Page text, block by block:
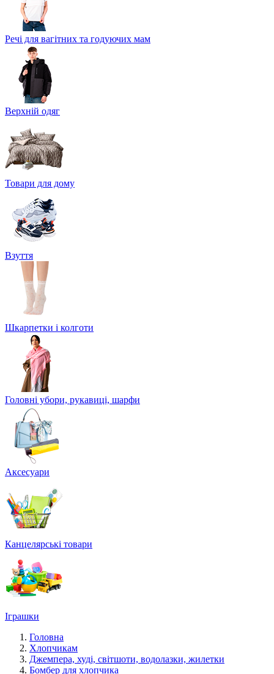
Речі для вагітних та годуючих мам
Верхній одяг
Товари для дому
Взуття
Шкарпетки і колготи
Головні убори, рукавиці, шарфи
Аксесуари
Канцелярські товари
Іграшки
Головна
Хлопчикам
Джемпера, худі, світшоти, водолазки, жилетки
Бомбер для хлопчика